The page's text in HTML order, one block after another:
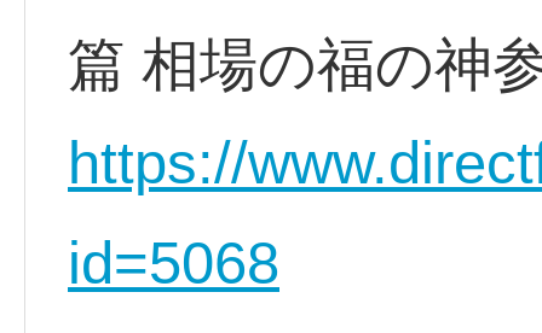
篇 相場の福の神
https://
id=5068